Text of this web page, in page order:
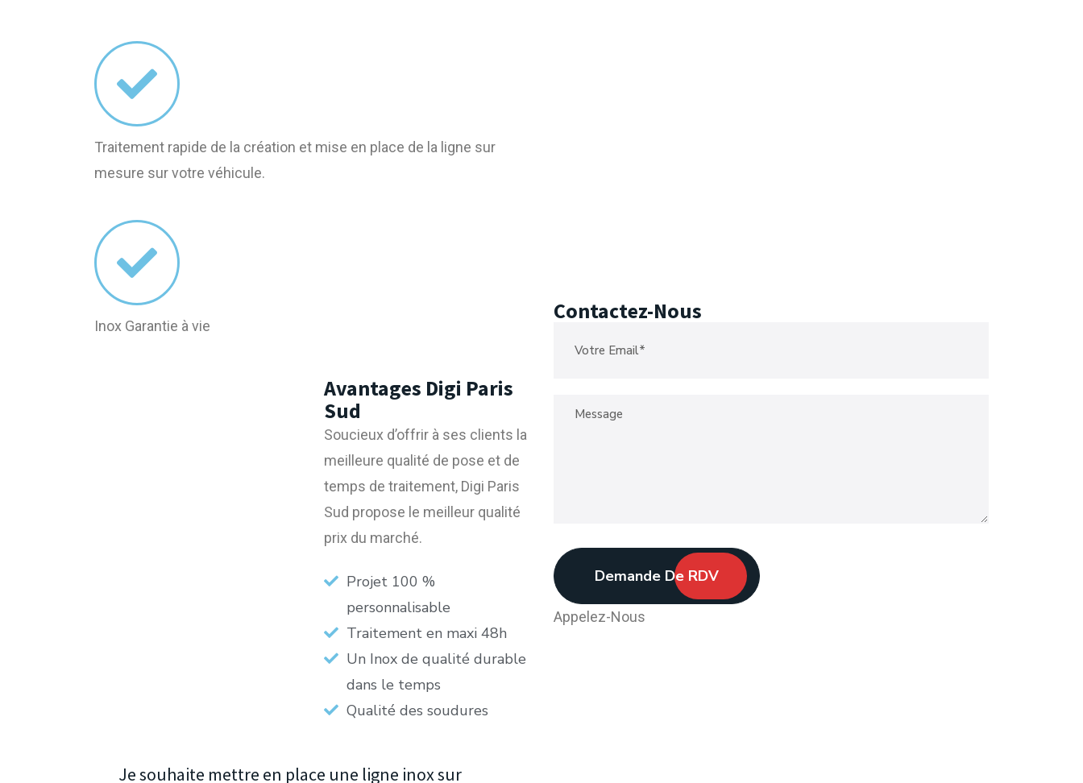
Traitement rapide de la création et mise en place de la ligne sur
mesure sur votre véhicule.
Inox Garantie à vie
Avantages Digi Paris
Sud
Soucieux d’offrir à ses clients la
meilleure qualité de pose et de
temps de traitement, Digi Paris
Sud propose le meilleur qualité
prix du marché.
Projet 100 %
personnalisable
Traitement en maxi 48h
Un Inox de qualité durable
dans le temps
Qualité des soudures
Je souhaite mettre en place une ligne inox sur
Contactez-Nous
Demande De RDV
Appelez-Nous